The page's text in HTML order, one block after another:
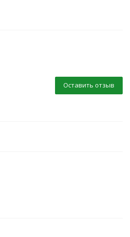
Оставить отзыв